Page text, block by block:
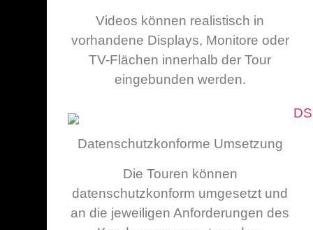
Videos können realistisch in
vorhandene Displays, Monitore oder
TV-Flächen innerhalb der Tour
eingebunden werden.
Datenschutzkonforme Umsetzung
Die Touren können
datenschutzkonform umgesetzt und
an die jeweiligen Anforderungen des